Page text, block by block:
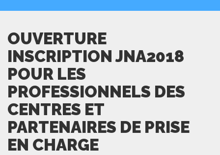
OUVERTURE
INSCRIPTION JNA2018
POUR LES
PROFESSIONNELS DES
CENTRES ET
PARTENAIRES DE PRISE
EN CHARGE